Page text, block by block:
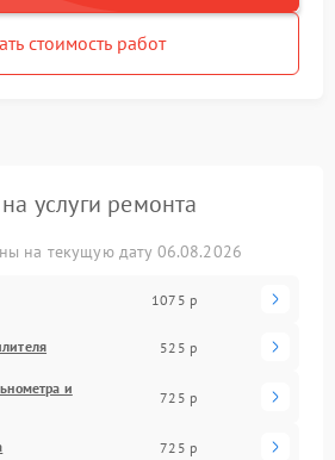
стоимость работ
услуги ремонта
на текущую дату 06.08.2026
1075 р
525 р
и
725 р
725 р